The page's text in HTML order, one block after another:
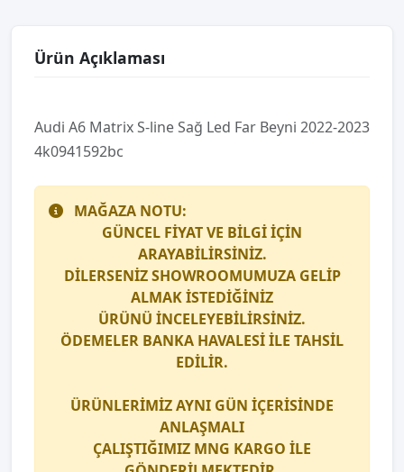
Ürün Açıklaması
Audi̇ A6 Matri̇x S-li̇ne Sağ Led Far Beyni̇ 2022-2023
4k0941592bc
MAĞAZA NOTU:
GÜNCEL FİYAT VE BİLGİ İÇİN
ARAYABİLİRSİNİZ.
DİLERSENİZ SHOWROOMUMUZA GELİP
ALMAK İSTEDİĞİNİZ
ÜRÜNÜ İNCELEYEBİLİRSİNİZ.
ÖDEMELER BANKA HAVALESİ İLE TAHSİL
EDİLİR.
ÜRÜNLERİMİZ AYNI GÜN İÇERİSİNDE
ANLAŞMALI
ÇALIŞTIĞIMIZ MNG KARGO İLE